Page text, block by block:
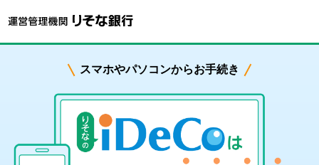
スマホやパソコンからお手続き